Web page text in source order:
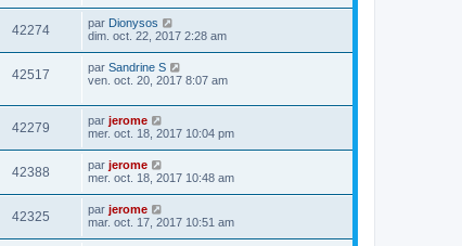
42274 par Dionysos
dim. oct. 22, 2017 2:28 am
42517 par Sandrine S
ven. oct. 20, 2017 8:07 am
42279 par jerome
mer. oct. 18, 2017 10:04 pm
42388 par jerome
mer. oct. 18, 2017 10:48 am
42325 par jerome
mar. oct. 17, 2017 10:51 am